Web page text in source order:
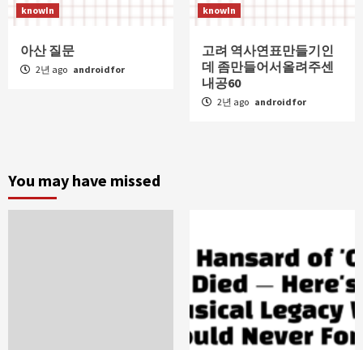
knowIn
아산 질문
2년 ago androidfor
knowIn
고려 역사연표만들기인
데 좀만들어서올려주센
내공60
2년 ago androidfor
You may have missed